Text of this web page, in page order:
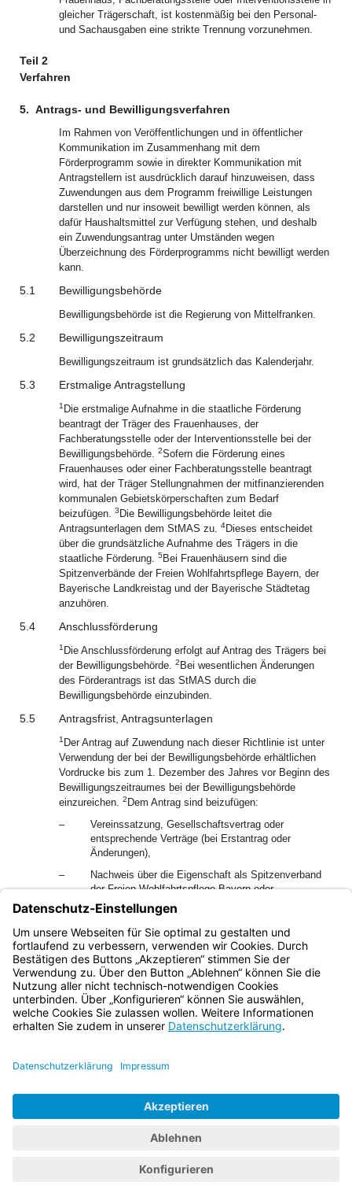
gleicher Trägerschaft, ist kostenmäßig bei den Personal-
und Sachausgaben eine strikte Trennung vorzunehmen.
Teil 2
Verfahren
5. Antrags- und Bewilligungsverfahren
Im Rahmen von Veröffentlichungen und in öffentlicher
Kommunikation im Zusammenhang mit dem
Förderprogramm sowie in direkter Kommunikation mit
Antragstellern ist ausdrücklich darauf hinzuweisen, dass
Zuwendungen aus dem Programm freiwillige Leistungen
darstellen und nur insoweit bewilligt werden können, als
dafür Haushaltsmittel zur Verfügung stehen, und deshalb
ein Zuwendungsantrag unter Umständen wegen
Überzeichnung des Förderprogramms nicht bewilligt werden
kann.
5.1 Bewilligungsbehörde
Bewilligungsbehörde ist die Regierung von Mittelfranken.
5.2 Bewilligungszeitraum
Bewilligungszeitraum ist grundsätzlich das Kalenderjahr.
5.3 Erstmalige Antragstellung
1 Die erstmalige Aufnahme in die staatliche Förderung
beantragt der Träger des Frauenhauses, der
Fachberatungsstelle oder der Interventionsstelle bei der
Bewilligungsbehörde. 2Sofern die Förderung eines
Frauenhauses oder einer Fachberatungsstelle beantragt
wird, hat der Träger Stellungnahmen der mitfinanzierenden
kommunalen Gebietskörperschaften zum Bedarf
beizufügen. 3 Die Bewilligungsbehörde leitet die
Antragsunterlagen dem StMAS zu. 4Dieses entscheidet
über die grundsätzliche Aufnahme des Trägers in die
staatliche Förderung. 5 Bei Frauenhäusern sind die
Spitzenverbände der Freien Wohlfahrtspflege Bayern, der
Bayerische Landkreistag und der Bayerische Städtetag
anzuhören.
5.4 Anschlussförderung
1 Die Anschlussförderung erfolgt auf Antrag des Trägers bei
der Bewilligungsbehörde. 2 Bei wesentlichen Änderungen
des Förderantrags ist das StMAS durch die
Bewilligungsbehörde einzubinden.
5.5 Antragsfrist, Antragsunterlagen
1 Der Antrag auf Zuwendung nach dieser Richtlinie ist unter
Verwendung der bei der Bewilligungsbehörde erhältlichen
Vordrucke bis zum 1. Dezember des Jahres vor Beginn des
Bewilligungszeitraumes bei der Bewilligungsbehörde
einzureichen. 2 Dem Antrag sind beizufügen:
–
Vereinssatzung, Gesellschaftsvertrag oder
entsprechende Verträge (bei Erstantrag oder
Änderungen),
–
Nachweis über die Eigenschaft als Spitzenverband
der Freien Wohlfahrtspflege Bayern oder
Zugehörigkeit zu einem Spitzenverband der Freien
Wohlfahrtspflege Bayern (bei Erstantrag oder
Änderungen),
–
Projektbeschreibung oder Konzept, gegebenenfalls
mit Ausführungen zur bisherigen Tätigkeit (bei
Erstantrag oder Änderungen),
–
Ausgaben- und Finanzierungsplan mit Übersicht über
die Personalausgaben,
Erstantrag,
Folgeanträgen, es sei denn, es liegt bereits